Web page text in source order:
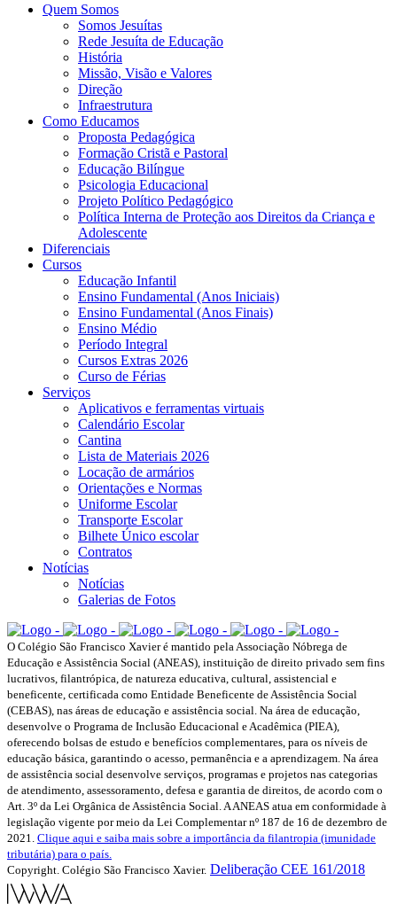
Quem Somos
Somos Jesuítas
Rede Jesuíta de Educação
História
Missão, Visão e Valores
Direção
Infraestrutura
Como Educamos
Proposta Pedagógica
Formação Cristã e Pastoral
Educação Bilíngue
Psicologia Educacional
Projeto Político Pedagógico
Política Interna de Proteção aos Direitos da Criança e
Adolescente
Diferenciais
Cursos
Educação Infantil
Ensino Fundamental (Anos Iniciais)
Ensino Fundamental (Anos Finais)
Ensino Médio
Período Integral
Cursos Extras 2026
Curso de Férias
Serviços
Aplicativos e ferramentas virtuais
Calendário Escolar
Cantina
Lista de Materiais 2026
Locação de armários
Orientações e Normas
Uniforme Escolar
Transporte Escolar
Bilhete Único escolar
Contratos
Notícias
Notícias
Galerias de Fotos
O Colégio São Francisco Xavier é mantido pela Associação Nóbrega de
Educação e Assistência Social (ANEAS), instituição de direito privado sem fins
lucrativos, filantrópica, de natureza educativa, cultural, assistencial e
beneficente, certificada como Entidade Beneficente de Assistência Social
(CEBAS), nas áreas de educação e assistência social. Na área de educação,
desenvolve o Programa de Inclusão Educacional e Acadêmica (PIEA),
oferecendo bolsas de estudo e benefícios complementares, para os níveis de
educação básica, garantindo o acesso, permanência e a aprendizagem. Na área
de assistência social desenvolve serviços, programas e projetos nas categorias
de atendimento, assessoramento, defesa e garantia de direitos, de acordo com o
Art. 3º da Lei Orgânica de Assistência Social. A ANEAS atua em conformidade à
legislação vigente por meio da Lei Complementar nº 187 de 16 de dezembro de
2021. Clique aqui e saiba mais sobre a importância da filantropia (imunidade
tributária) para o país.
Copyright. Colégio São Francisco Xavier. Deliberação CEE 161/2018